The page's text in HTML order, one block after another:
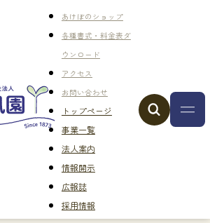
あけぼのショップ
各種書式・料金表ダ
ウンロード
アクセス
お問い合わせ
トップページ
事業一覧
法人案内
情報開示
広報誌
採用情報